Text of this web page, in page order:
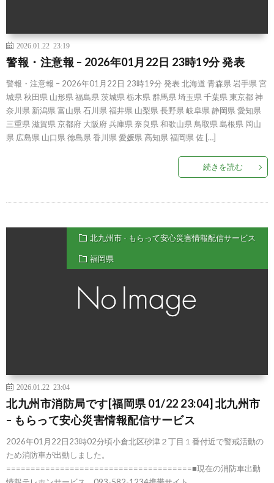
2026.01.22 23:19
警報・注意報 – 2026年01月22日 23時19分 発表
警報・注意報 – 2026年01月22日 23時19分 発表 北海道 青森県 岩手県 宮
城県 秋田県 山形県 福島県 茨城県 栃木県 群馬県 埼玉県 千葉県 東京都 神
奈川県 新潟県 富山県 石川県 福井県 山梨県 長野県 岐阜県 静岡県 愛知県
三重県 滋賀県 京都府 大阪府 兵庫県 奈良県 和歌山県 鳥取県 島根県 岡山
県 広島県 山口県 徳島県 香川県 愛媛県 高知県 福岡県 佐 […]
続きを読む
北九州市 - もらって安心災害情報配信サービス
福岡県
2026.01.22 23:04
北九州市消防局です[福岡県 01/22 23:04] 北九州市
– もらって安心災害情報配信サービス
2026年01月22日23時02分頃小倉北区砂津２丁目１番付近で警戒活動の
ため消防車が出動しました。
======================================■現在の消防車出動